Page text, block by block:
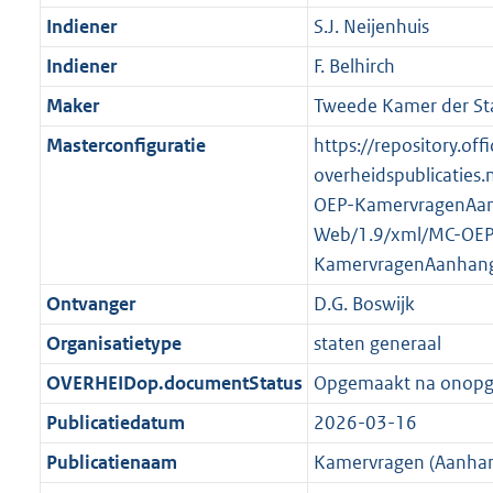
t
a
t
K
b
2
K
Indiener
S.J. Neijenhuis
Indiener
F. Belhirch
Maker
Tweede Kamer der
Masterconfiguratie
https://
OEP-
Web/1.9/xml/MC-
Ontvanger
D.G. Boswijk
Organisatietype
staten generaal
OVERHEIDop.documentStatus Opgemaakt na
Publicatiedatum
2026-03-16
Publicatienaam
Kamervragen